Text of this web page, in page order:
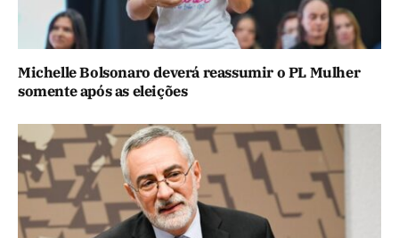
Michelle Bolsonaro deverá reassumir o PL Mulher
somente após as eleições